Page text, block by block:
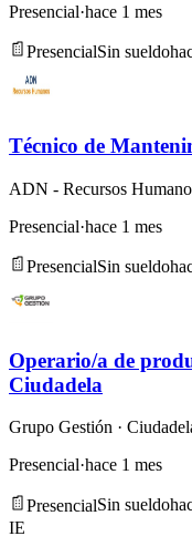
Presencial·hace 1 mes
PresencialSin sueldo
Técnico de
ADN - Recursos
Presencial·hace 1 mes
PresencialSin sueldo
Operario/a de
Ciudadela
Grupo Gestión ·
Presencial·hace 1 mes
PresencialSin sueldo
IE